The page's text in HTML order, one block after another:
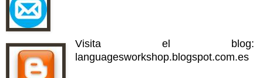
Visita
el blog:
languagesworkshop.blogspot.com.es